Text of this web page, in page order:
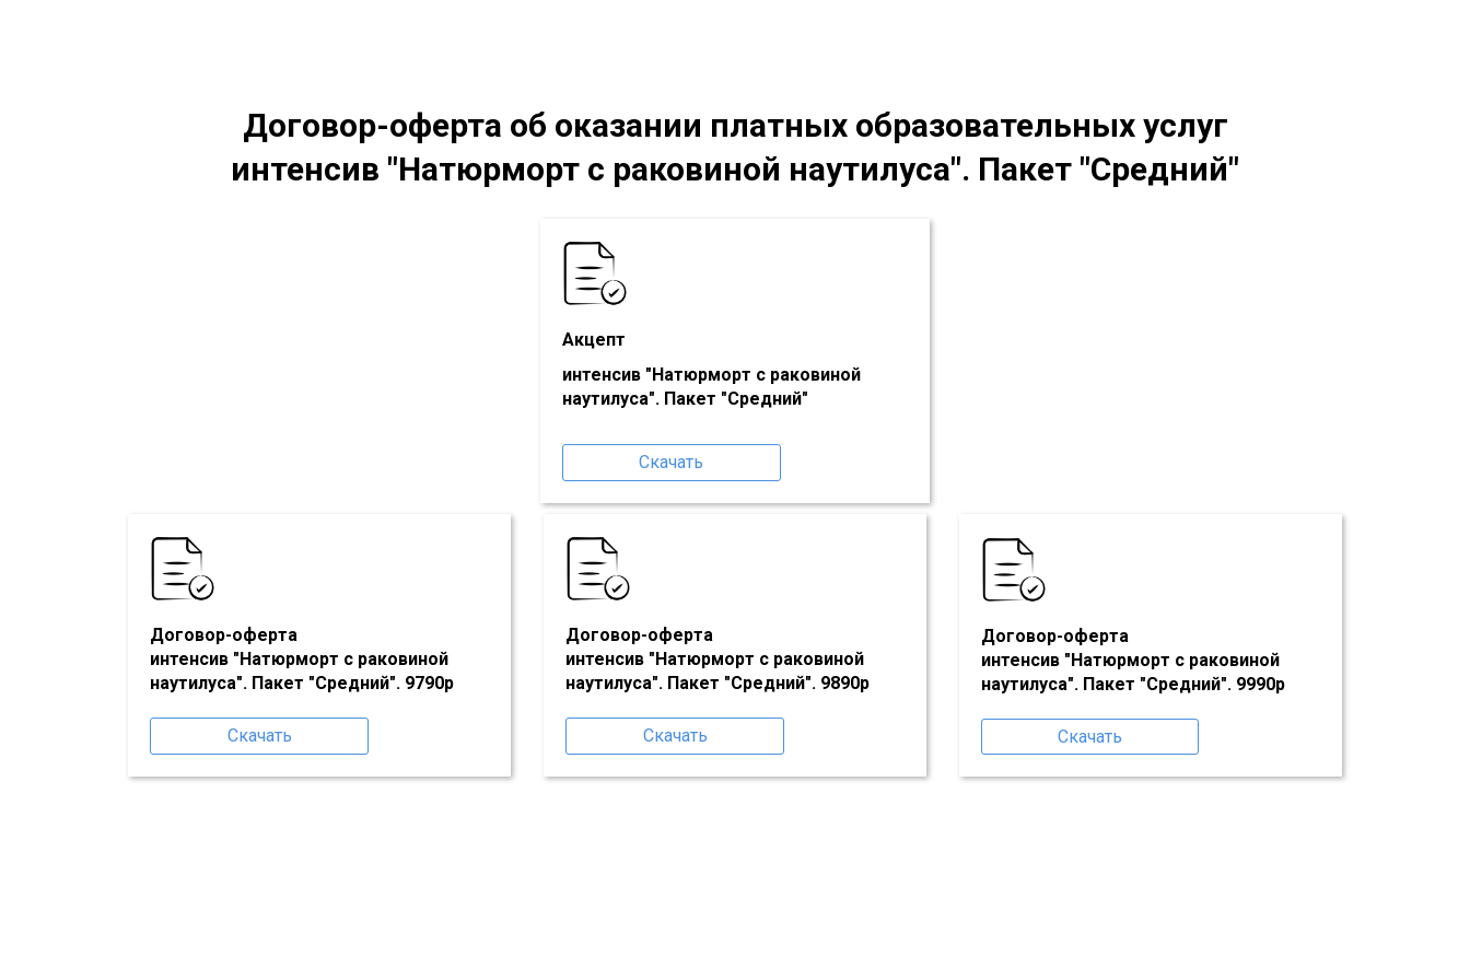
Договор-оферта об оказании платных образовательных услуг
интенсив "Натюрморт с раковиной наутилуса". Пакет "Средний"
Акцепт
интенсив "Натюрморт с раковиной
наутилуса". Пакет "Средний"
Скачать
Договор-оферта
интенсив "Натюрморт с раковиной
наутилуса". Пакет "Средний". 9790р
Скачать
Договор-оферта
интенсив "Натюрморт с раковиной
наутилуса". Пакет "Средний". 9890р
Скачать
Договор-оферта
интенсив "Натюрморт с раковиной
наутилуса". Пакет "Средний". 9990р
Скачать